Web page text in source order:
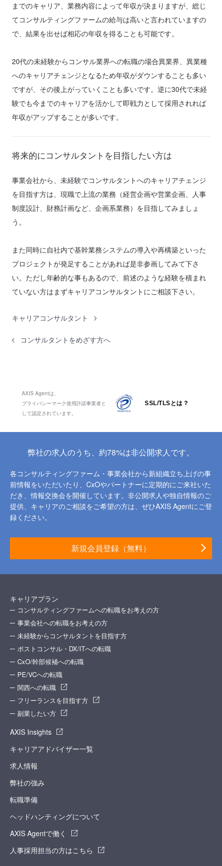
までのキャリア、業務内容によって年収が決まりますが、総じ
てコンサルティングファームの給与は高いと言われていますの
で、結果を出せば相応の年収を得ることも可能です。
20代の未経験からコンサル業界への転職の場合異業界、異業種
へのキャリアチェンジとなるため年収がダウンすることも多い
ですが、その後上がっていくことも多いです。逆に30代で未経
験でも今までのキャリアを活かして即戦力として採用されれば
年収がアップすることが多いです。
将来的にコンサルタントを目指したい方は
事業会社から、未経験でコンサルタントへのキャリアチェンジ
を目指す方は、現職で上流の業務（経営企画や営業企画、人事
制度設計、財務計画など、企画系業務）を目指してみましょ
う。
また同時に自社内で基幹業務システムの導入や再構築といった
プロジェクトが発足することがあれば是非参画してみて下さ
い。ただし年齢的な事もあるので、前述のような経験を積まれ
ていない方はまずキャリアコンサルタントにご相談下さい。
キャリアコンサルタント
コンサルタントをめざす方へ
AXIS Agentは、
プライバシーマーク使用許諾事業者と
して認定されています。
SSL/TLSとは？
弊社の求人のうち、約78%は非公開求人です。
各コンサルティングファーム・事業会社から新組織立ち上げの事
前情報をいただいたり、 CxOやパートナーに定期的にご来社いた
だき、情報交換会を開催しています。 非公開求人や独自情報のご
提供、キャリアのご相談をご希望の方は、ぜひAXIS Agentにご登
録ください。
新規会員登録（無料）
キャリアプラン
コンサルティングファームへの転職をお考えの方
事業会社への転職をお考えの方
未経験からコンサルタントを目指す方
ポストコンサル・DX/ITへの転職
CxO/幹部候補への転職
PE/VCへの転職
関西への転職
フリーランスを目指す方
副業したい方
AXIS Insights
キャリアアドバイザー一覧
求人情報
弊社の強み
転職準備
ヘッドハンティングについて
AXIS Agentで働く
人事採用担当の方はこちら